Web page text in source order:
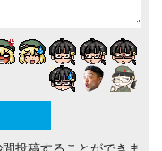
投稿することができま